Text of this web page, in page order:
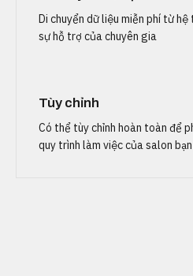
Di chuyển dữ liệu miễn phí từ
sự hỗ trợ của chuyên gia
Tùy chỉnh
Có thể tùy chỉnh hoàn toàn để
quy trình làm việc của salon bạn